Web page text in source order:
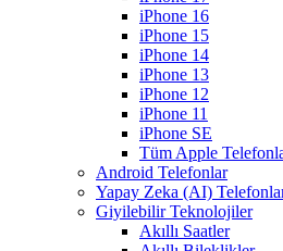
iPhone 16
iPhone 15
iPhone 14
iPhone 13
iPhone 12
iPhone 11
iPhone SE
Tüm Apple
Android Telefonlar
Yapay Zeka (AI)
Giyilebilir Teknolojiler
Akıllı Saatler